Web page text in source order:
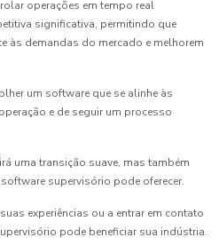
operações em tempo real
significativa, permitindo que
às demandas do mercado e melhorem
um software que se alinhe às
e de seguir um processo
uma transição suave, mas também
supervisório pode oferecer.
experiências ou a entrar em contato
pode beneficiar sua indústria.